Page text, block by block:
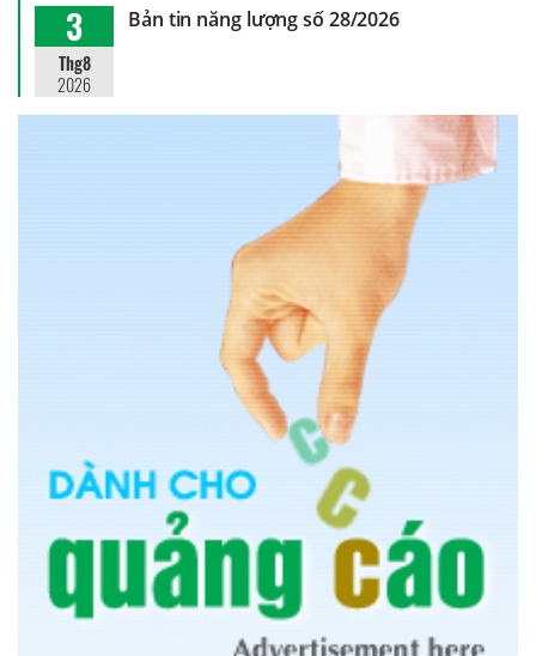
3
Thg8
2026
Bản tin năng lượng số 28/2026